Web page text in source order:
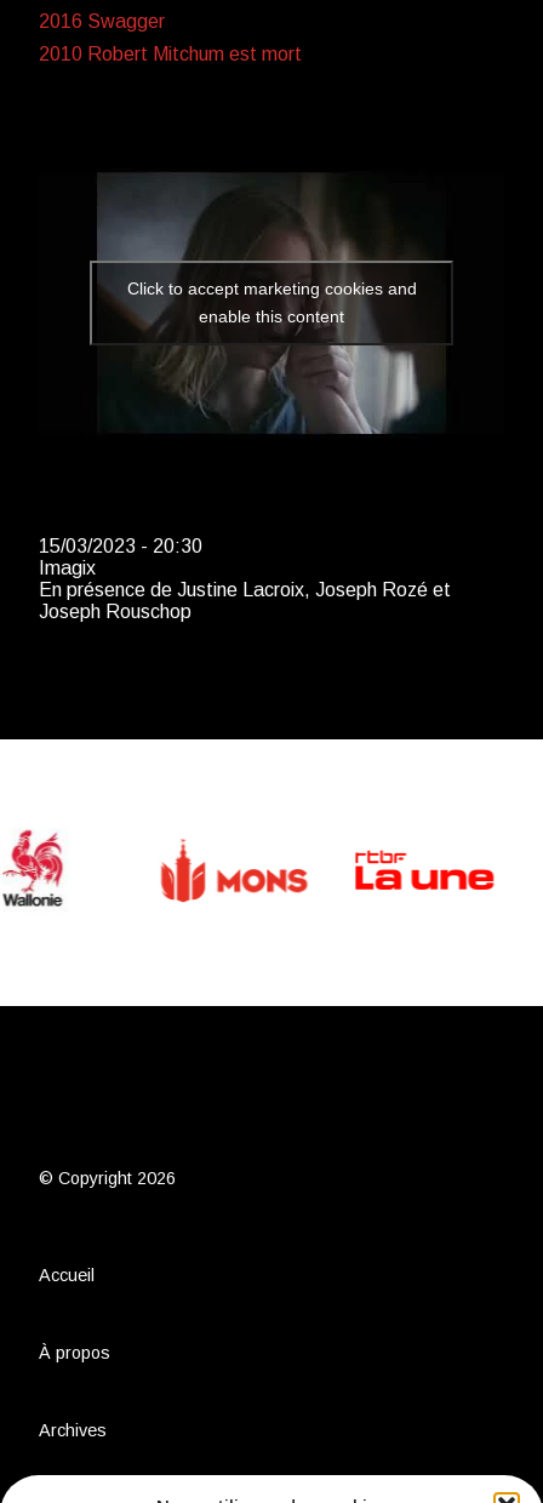
2016 Swagger
2010 Robert Mitchum est mort
Click to accept marketing cookies and
enable this content
15/03/2023 - 20:30
Imagix
En présence de Justine Lacroix, Joseph Rozé et
Joseph Rouschop
© Copyright 2026
Accueil
À propos
Archives